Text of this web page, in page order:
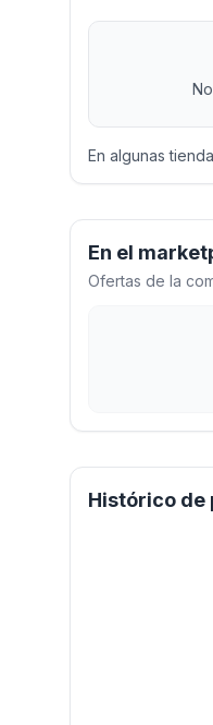
En algunas
En el
Ofertas de la
Histórico de